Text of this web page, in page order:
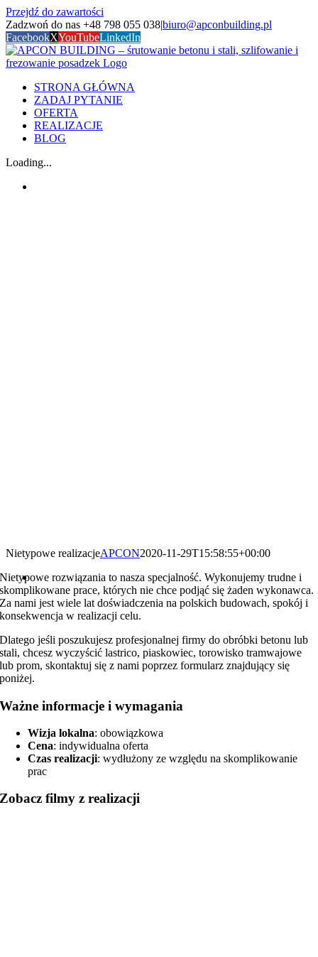
Przejdź do zawartości
Zadzwoń do nas +48 798 055 038|biuro@apconbuilding.pl
FacebookXYouTubeLinkedIn
STRONA GŁÓWNA
ZADAJ PYTANIE
OFERTA
REALIZACJE
BLOG
Loading...
Nietypowe realizacjeAPCON2020-11-29T15:58:55+00:00
Nietypowe rozwiązania to nasza specjalność. Wykonujemy trudne i
skomplikowane prace, których nie chce podjąć się żaden wykonawca.
Za nami jest wiele lat doświadczenia na polskich budowach, spokój i
konsekwencja w realizacji celu.
Dlatego jeśli poszukujesz profesjonalnej firmy do obróbki betonu lub
stali, chcesz wyczyścić lastrico, piaskowiec, torowisko tramwajowe
lub prom, skontaktuj się z nami poprzez formularz znajdujący się
poniżej.
Ważne informacje i wymagania
Wizja lokalna: obowiązkowa
Cena: indywidualna oferta
Czas realizacji: wydłużony ze względu na skomplikowanie
prac
Zobacz filmy z realizacji